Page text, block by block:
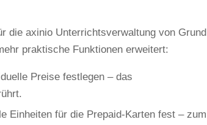
die axinio Unterrichtsverwaltung von Grund
praktische Funktionen erweitert:
Preise festlegen – das
Einheiten für die Prepaid-Karten fest – zum